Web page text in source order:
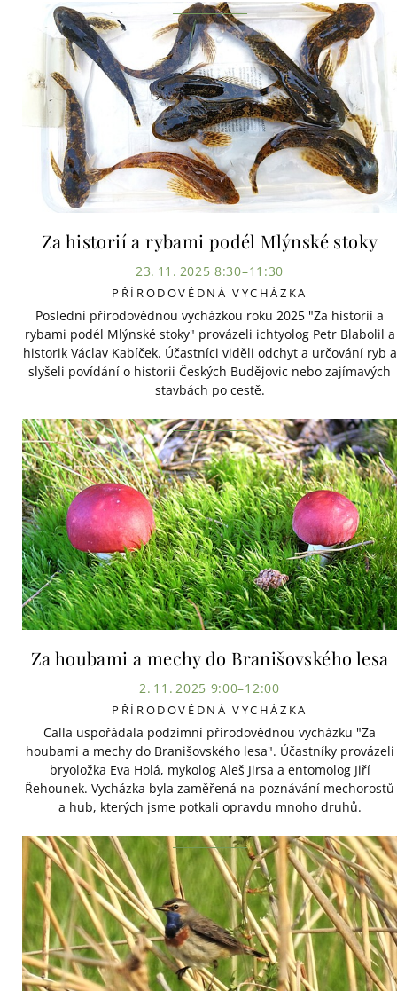
Za historií a rybami podél Mlýnské stoky
23. 11. 2025 8:30–11:30
PŘÍRODOVĚDNÁ VYCHÁZKA
Poslední přírodovědnou vycházkou roku 2025 "Za historií a
rybami podél Mlýnské stoky" provázeli ichtyolog Petr Blabolil a
historik Václav Kabíček. Účastníci viděli odchyt a určování ryb a
slyšeli povídání o historii Českých Budějovic nebo zajímavých
stavbách po cestě.
Za houbami a mechy do Branišovského lesa
2. 11. 2025 9:00–12:00
PŘÍRODOVĚDNÁ VYCHÁZKA
Calla uspořádala podzimní přírodovědnou vycházku "Za
houbami a mechy do Branišovského lesa". Účastníky provázeli
bryoložka Eva Holá, mykolog Aleš Jirsa a entomolog Jiří
Řehounek. Vycházka byla zaměřená na poznávání mechorostů
a hub, kterých jsme potkali opravdu mnoho druhů.